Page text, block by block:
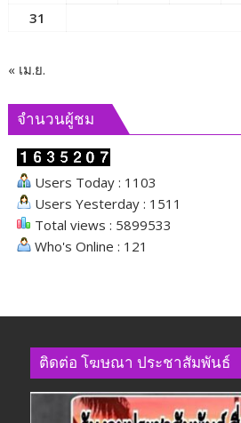
31
« เม.ย.
จำนวนผู้ชม
Users Today : 1103
Users Yesterday : 1511
Total views : 5899533
Who's Online : 121
ติดต่อ​ โฆษณา​ ประชาสัมพันธ์